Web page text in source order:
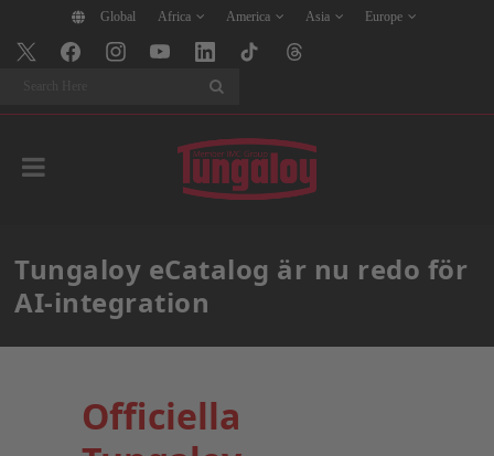
Global Africa America Asia Europe
Tungaloy eCatalog är nu redo för
AI-integration
Officiella